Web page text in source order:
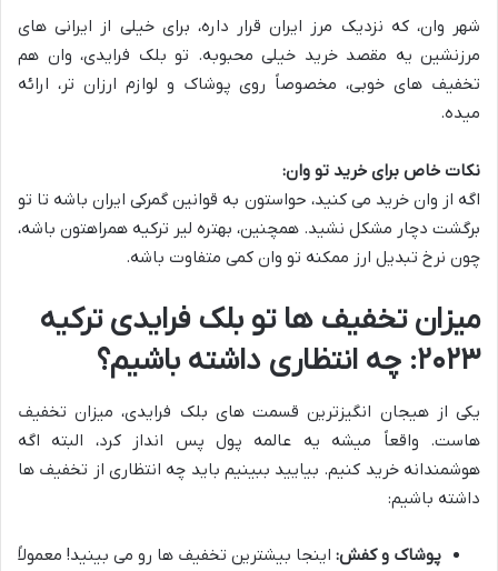
شهر وان، که نزدیک مرز ایران قرار داره، برای خیلی از ایرانی های
مرزنشین یه مقصد خرید خیلی محبوبه. تو بلک فرایدی، وان هم
تخفیف های خوبی، مخصوصاً روی پوشاک و لوازم ارزان تر، ارائه
میده.
نکات خاص برای خرید تو وان:
اگه از وان خرید می کنید، حواستون به قوانین گمرکی ایران باشه تا تو
برگشت دچار مشکل نشید. همچنین، بهتره لیر ترکیه همراهتون باشه،
چون نرخ تبدیل ارز ممکنه تو وان کمی متفاوت باشه.
میزان تخفیف ها تو بلک فرایدی ترکیه
۲۰۲۳: چه انتظاری داشته باشیم؟
یکی از هیجان انگیزترین قسمت های بلک فرایدی، میزان تخفیف
هاست. واقعاً میشه یه عالمه پول پس انداز کرد، البته اگه
هوشمندانه خرید کنیم. بیایید ببینیم باید چه انتظاری از تخفیف ها
داشته باشیم:
پوشاک و کفش: اینجا بیشترین تخفیف ها رو می بینید! معمولاً